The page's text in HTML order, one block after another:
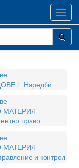
Наредби
МАТЕРИЯ
право
МАТЕРИЯ
и контрол